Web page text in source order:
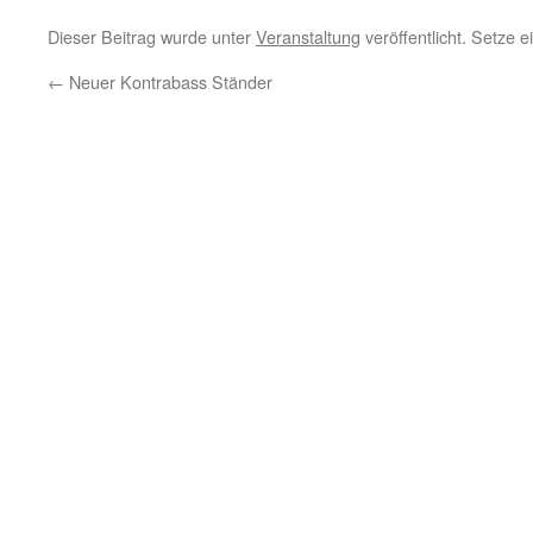
Dieser Beitrag wurde unterVeranstaltung veröffentlicht. Setze
← Neuer Kontrabass Ständer